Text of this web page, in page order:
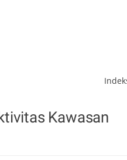
Kawasan